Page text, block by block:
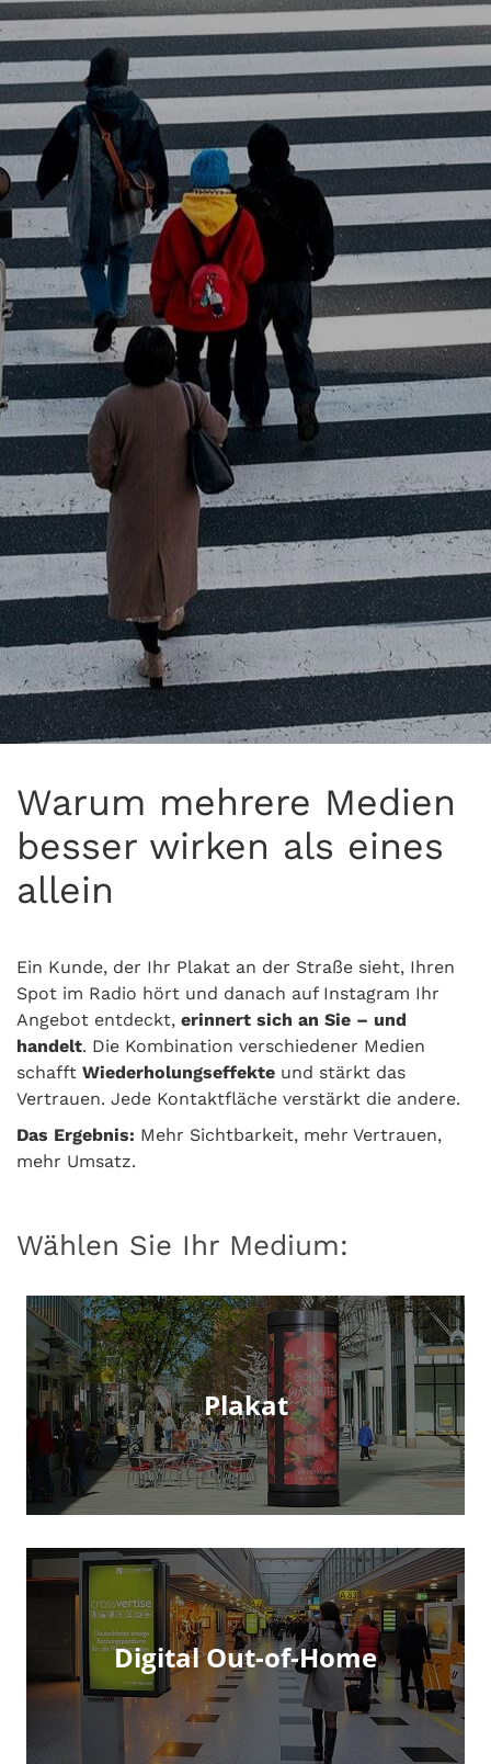
Warum mehrere Medien
besser wirken als eines
allein
Ein Kunde, der Ihr Plakat an der Straße sieht, Ihren
Spot im Radio hört und danach auf Instagram Ihr
Angebot entdeckt, erinnert sich an Sie – und
handelt. Die Kombination verschiedener Medien
schafft Wiederholungseffekte und stärkt das
Vertrauen. Jede Kontaktfläche verstärkt die andere.
Das Ergebnis: Mehr Sichtbarkeit, mehr Vertrauen,
mehr Umsatz.
Wählen Sie Ihr Medium:
Plakat
Digital Out-of-Home